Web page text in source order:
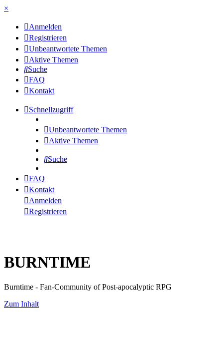
×
Anmelden
Registrieren
Unbeantwortete Themen
Aktive Themen
Suche
FAQ
Kontakt
Schnellzugriff
Unbeantwortete Themen
Aktive Themen
Suche
FAQ
Kontakt
Anmelden
Registrieren
BURNTIME
Burntime - Fan-Community of Post-apocalyptic RPG
Zum Inhalt